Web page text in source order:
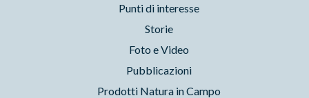
Punti di interesse
Storie
Foto e Video
Pubblicazioni
Prodotti Natura in Campo